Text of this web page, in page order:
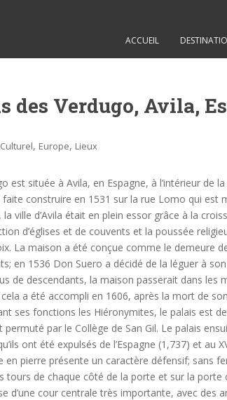
ACCUEIL
des Verdugo, Avila,
Culturel, Europe, Lieux
est située à Avila, en Espagne, à l’intérieur de
faite construire en 1531 sur la rue Lomo qui est
ville d’Avila était en plein essor grâce à la
d’églises et de couvents et la poussée
La maison a été conçue comme le demeure
en 1536 Don Suero a décidé de la léguer à
de descendants, la maison passerait dans les
a été accompli en 1606, après la mort de
ses fonctions les Hiéronymites, le palais est
permuté par le Collège de San Gil. Le palais
ont été expulsés de l’Espagne (1,737) et au
en pierre présente un caractère défensif; sans
tours de chaque côté de la porte et sur la porte
d’une cour centrale très importante, avec des